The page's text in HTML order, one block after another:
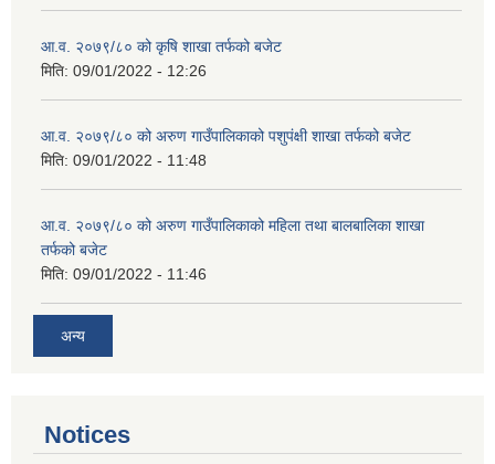
आ.व. २०७९/८० को कृषि शाखा तर्फको बजेट
मिति: 09/01/2022 - 12:26
आ.व. २०७९/८० को अरुण गाउँपालिकाको पशुपंक्षी शाखा तर्फको बजेट
मिति: 09/01/2022 - 11:48
आ.व. २०७९/८० को अरुण गाउँपालिकाको महिला तथा बालबालिका शाखा
तर्फको बजेट
मिति: 09/01/2022 - 11:46
अन्य
Notices